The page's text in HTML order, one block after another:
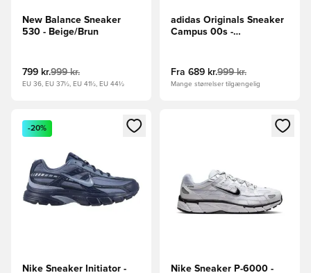
New Balance Sneaker
530 - Beige/Brun
799 kr.999 kr.
EU 36, EU 37½, EU 41½, EU 44½
adidas Originals Sneaker
Campus 00s -
Fra 689 kr.999 kr.
Mange størrelser tilgængelig
Åbner en Modal til at logge ind eller tilmelde dig som
-20%
Nike Sneaker Initiator -
Åbner en Modal til at logge
Nike Sneaker P-6000 -